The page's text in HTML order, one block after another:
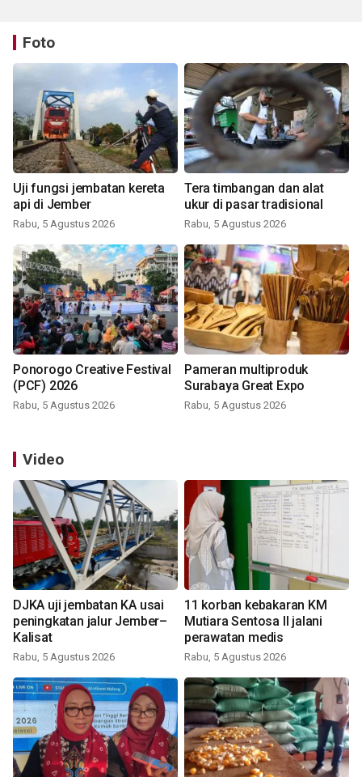
Foto
Uji fungsi jembatan kereta
api di Jember
Rabu, 5 Agustus 2026
Tera timbangan dan alat
ukur di pasar tradisional
Rabu, 5 Agustus 2026
Ponorogo Creative Festival
(PCF) 2026
Rabu, 5 Agustus 2026
Pameran multiproduk
Surabaya Great Expo
Rabu, 5 Agustus 2026
Video
DJKA uji jembatan KA usai
peningkatan jalur Jember–
Kalisat
Rabu, 5 Agustus 2026
11 korban kebakaran KM
Mutiara Sentosa II jalani
perawatan medis
Rabu, 5 Agustus 2026